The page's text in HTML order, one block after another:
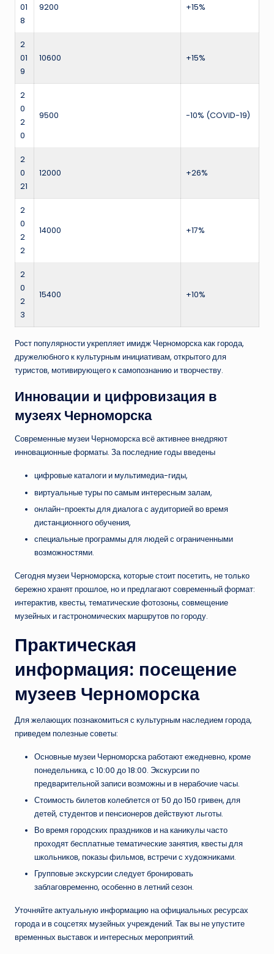
01
8
9200 +15%
2
01
9
10600 +15%
2
0
2
0
9500 -10% (COVID-19)
2
0
21
12000 +26%
2
0
2
2
14000 +17%
2
0
2
3
15400 +10%
Рост популярности укрепляет имидж Черноморска как города,
дружелюбного к культурным инициативам, открытого для
туристов, мотивирующего к самопознанию и творчеству.
Инновации и цифровизация в
музеях Черноморска
Современные музеи Черноморска всё активнее внедряют
инновационные форматы. За последние годы введены
цифровые каталоги и мультимедиа-гиды,
виртуальные туры по самым интересным залам,
онлайн-проекты для диалога с аудиторией во время
дистанционного обучения,
специальные программы для людей с ограниченными
возможностями.
Сегодня музеи Черноморска, которые стоит посетить, не только
бережно хранят прошлое, но и предлагают современный формат:
интерактив, квесты, тематические фотозоны, совмещение
музейных и гастрономических маршрутов по городу.
Практическая
информация: посещение
музеев Черноморска
Для желающих познакомиться с культурным наследием города,
приведем полезные советы:
Основные музеи Черноморска работают ежедневно, кроме
понедельника, с 10:00 до 18:00. Экскурсии по
предварительной записи возможны и в нерабочие часы.
Стоимость билетов колеблется от 50 до 150 гривен, для
детей, студентов и пенсионеров действуют льготы.
Во время городских праздников и на каникулы часто
проходят бесплатные тематические занятия, квесты для
школьников, показы фильмов, встречи с художниками.
Групповые экскурсии следует бронировать
заблаговременно, особенно в летний сезон.
Уточняйте актуальную информацию на официальных ресурсах
города и в соцсетях музейных учреждений. Так вы не упустите
временных выставок и интересных мероприятий.